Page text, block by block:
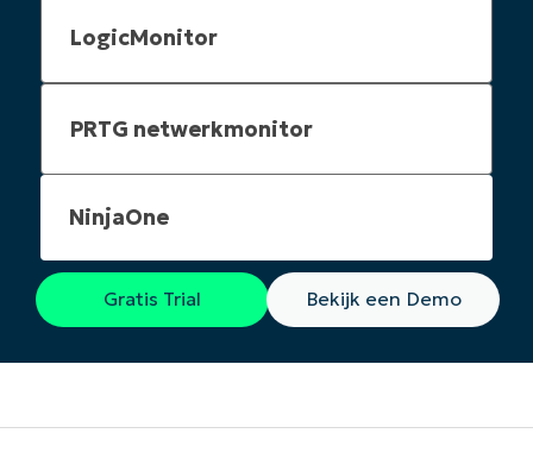
NinjaOne
Gratis Trial Bekijk een Demo